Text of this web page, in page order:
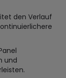
den Verlauf
und